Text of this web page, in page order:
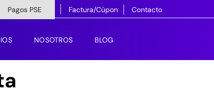
Pagos PSE Factura/Cúpon Contacto
NOSOTROS BLOG